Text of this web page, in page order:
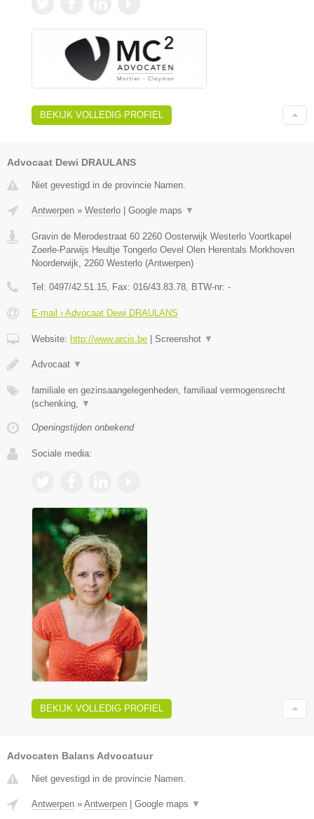
BEKIJK VOLLEDIG PROFIEL
Advocaat Dewi DRAULANS
Niet gevestigd in de provincie Namen.
Antwerpen » Westerlo | Google maps ▼
Gravin de Merodestraat 60 2260 Oosterwijk Westerlo Voortkapel
Zoerle-Parwijs Heultje Tongerlo Oevel Olen Herentals Morkhoven
Noorderwijk
2260 Westerlo (Antwerpen)
Tel: 0497/42.51.15 , Fax: 016/43.83.78 , BTW-nr: -
E-mail › Advocaat Dewi DRAULANS
Website: http://www.arcis.be | Screenshot ▼
Advocaat ▼
familiale en gezinsaangelegenheden, familiaal vermogensrecht
(schenking,
▼
Openingstijden onbekend
Sociale media:
BEKIJK VOLLEDIG PROFIEL
Advocaten Balans Advocatuur
Niet gevestigd in de provincie Namen.
Antwerpen » Antwerpen | Google maps ▼